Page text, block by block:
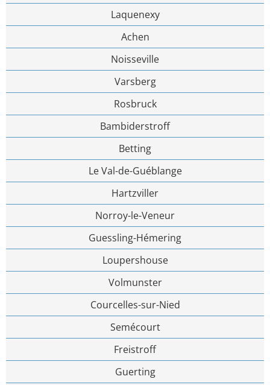
Laquenexy
Achen
Noisseville
Varsberg
Rosbruck
Bambiderstroff
Betting
Le Val-de-Guéblange
Hartzviller
Norroy-le-Veneur
Guessling-Hémering
Loupershouse
Volmunster
Courcelles-sur-Nied
Semécourt
Freistroff
Guerting